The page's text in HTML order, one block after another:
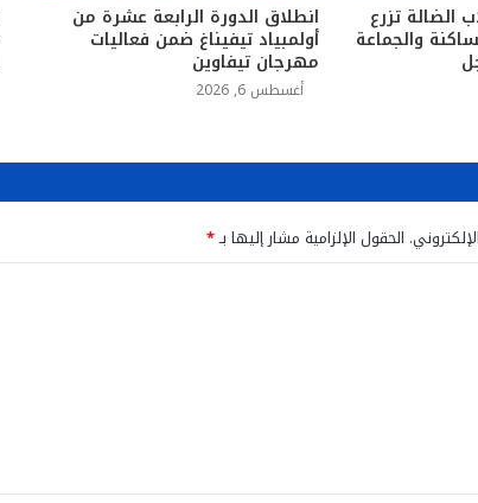
الضالة تزرع
والجماعة
انطلاق الدورة الرابعة عشرة من
أولمبياد تيفيناغ ضمن فعاليات
مهرجان تيفاوين
أغسطس 6, 2026
الحقول الإلزامية مشار إليها بـ*